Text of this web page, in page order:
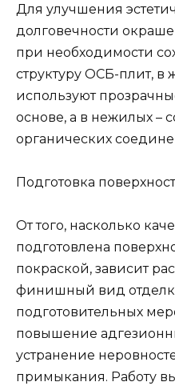
Для улучшения
долговечности
при необходимости
структуру ОСБ-плит,
используют
основе, а в нежилых –
органических
Подготовка
От того, насколько
подготовлена
покраской, зависит
финишный вид
подготовительных
повышение
устранение
примыкания. Работу